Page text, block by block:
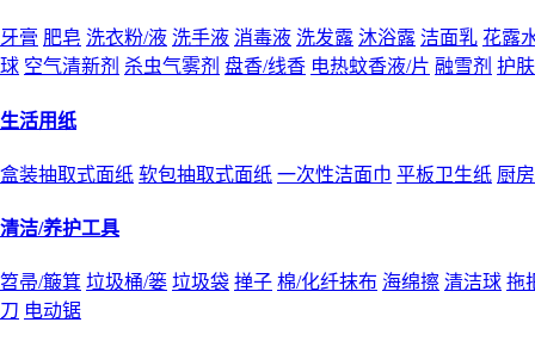
牙膏 肥皂 洗衣粉/液 洗手液 消毒液 洗发露 沐浴露 洁面乳 花露
球 空气清新剂 杀虫气雾剂 盘香/线香 电热蚊香液/片 融雪剂 护
生活用纸
盒装抽取式面纸 软包抽取式面纸 一次性洁面巾 平板卫生纸 厨
清洁/养护工具
笤帚/簸箕 垃圾桶/篓 垃圾袋 掸子 棉/化纤抹布 海绵擦 清洁球 拖
刀 电动锯